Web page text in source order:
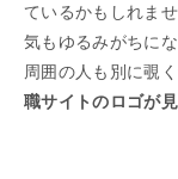
ているかもしれま
気もゆるみがちにな
周囲の人も別に覗
職サイトのロゴが